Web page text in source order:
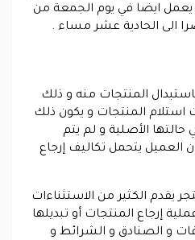
ايضا في يوم الجمعة من
الى الحادية عشر مساء .
باستبدال المنتجات منه و ذلك
استلام المنتجات و يكون ذلك
الأصلية و لم يتم
العميل يتحمل تكاليف إرجاع
يقدم الكثير من الاستثناءات
إرجاع المنتجات أو تبديلها
و الصنادق و الشرائط و